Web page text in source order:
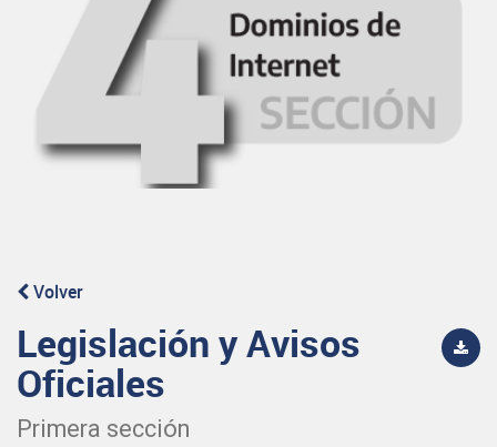
Volver
Legislación y Avisos
Oficiales
Primera sección